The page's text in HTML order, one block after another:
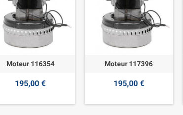
Moteur 116354
195,00 €
Moteur 117396
195,00 €